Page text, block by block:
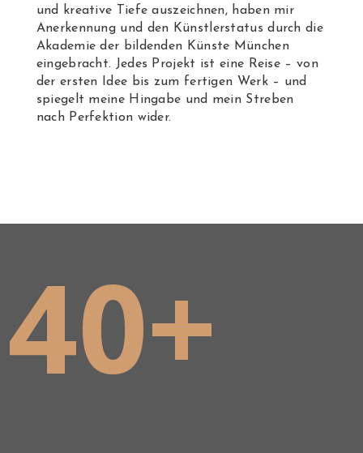
und kreative Tiefe auszeichnen, haben mir
Anerkennung und den Künstlerstatus durch die
Akademie der bildenden Künste München
eingebracht. Jedes Projekt ist eine Reise – von
der ersten Idee bis zum fertigen Werk – und
spiegelt meine Hingabe und mein Streben
nach Perfektion wider.
40+